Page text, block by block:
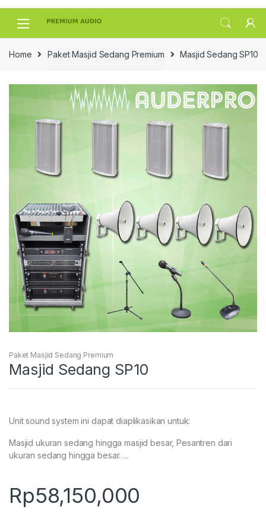
Skip
Skip
Home Paket Masjid Sedang Premium Masjid Sedang SP10
Paket Masjid Sedang Premium
Masjid Sedang SP10
Unit sound system ini dapat diaplikasikan untuk:
Masjid ukuran sedang hingga masjid besar, Pesantren dari
ukuran sedang hingga besar…..
Rp58,150,000